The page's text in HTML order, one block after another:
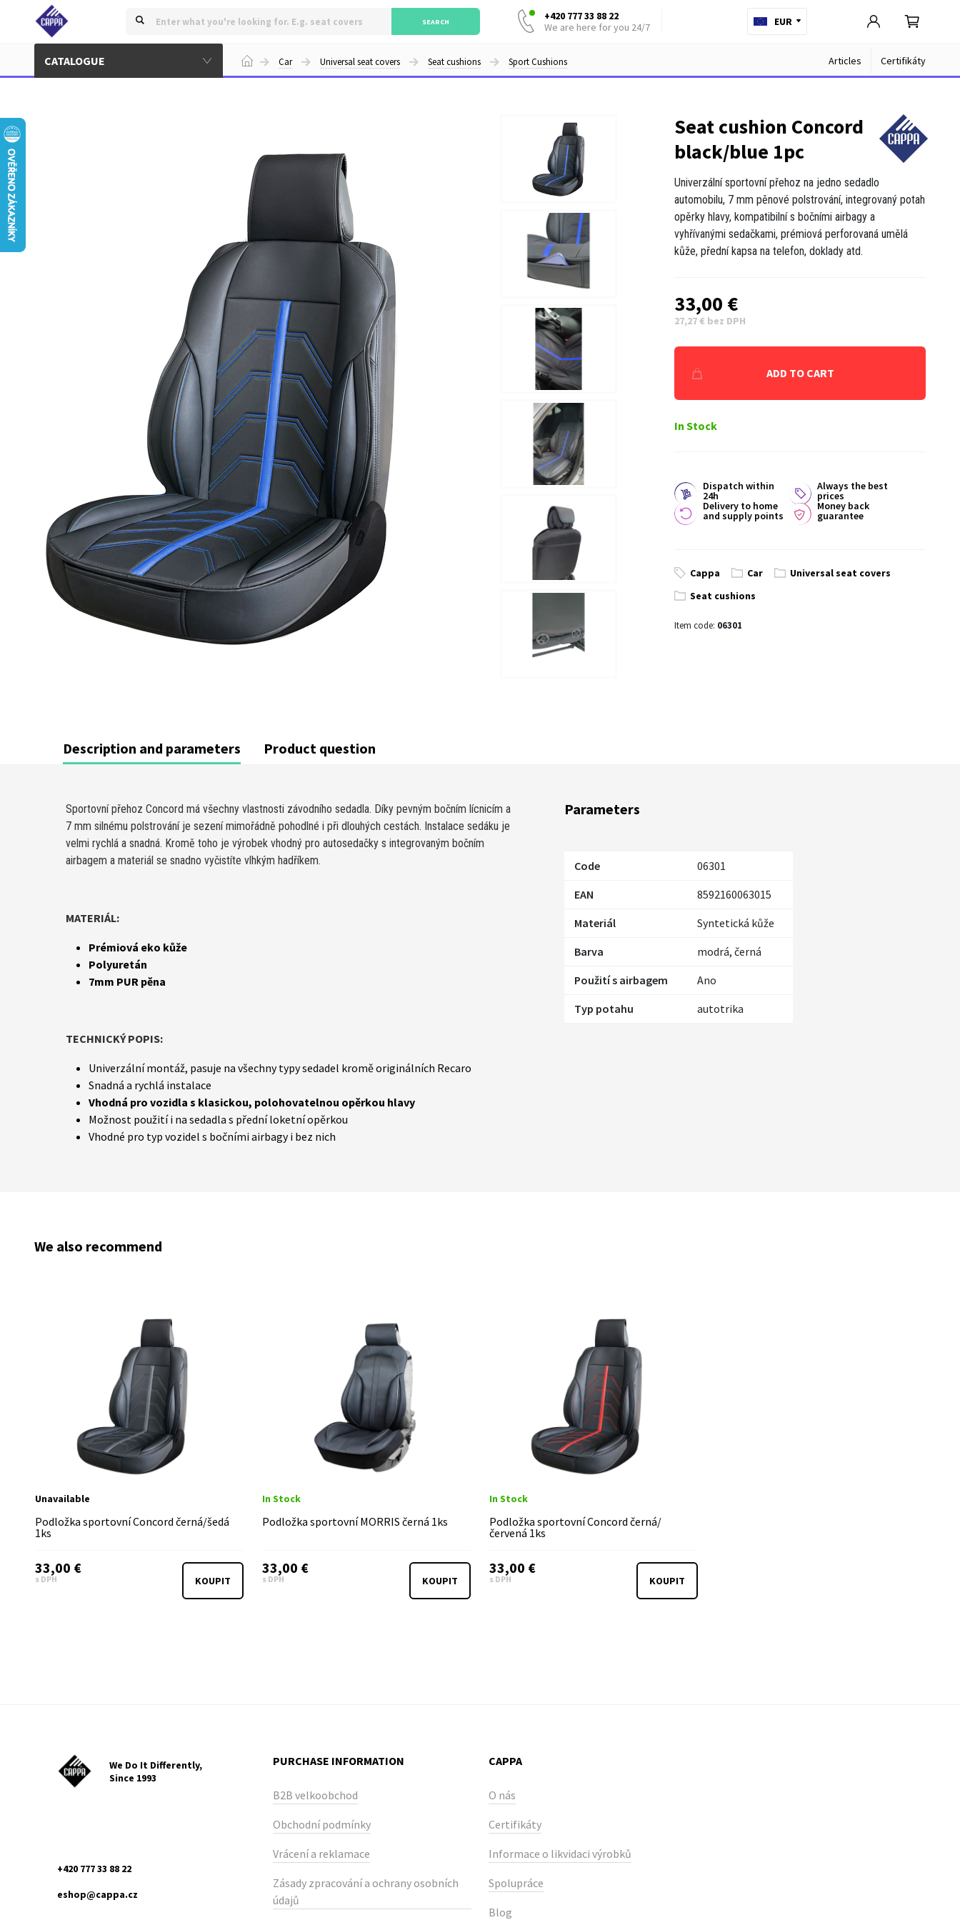
SEARCH
+420 777 33 88 22
We are here for you 24/7
EUR
CATALOGUE Car Universal seat covers Seat cushions Sport Cushions Articles Certifikáty
Seat cushion Concord
black/blue 1pc
Univerzální sportovní přehoz na jedno sedadlo
automobilu, 7 mm pěnové polstrování, integrovaný potah
opěrky hlavy, kompatibilní s bočními airbagy a
vyhřívanými sedačkami, prémiová perforovaná umělá
kůže, přední kapsa na telefon, doklady atd.
33,00 €
27,27 € bez DPH
ADD TO CART
In Stock
Dispatch within
24h
Always the best
prices
Delivery to home
and supply points
Money back
guarantee
Cappa Car
Universal seat covers
Seat cushions
Item code: 06301
Description and parameters Product question
Sportovní přehoz Concord má všechny vlastnosti závodního sedadla. Díky pevným bočním lícnicím a
7 mm silnému polstrování je sezení mimořádně pohodlné i při dlouhých cestách. Instalace sedáku je
velmi rychlá a snadná. Kromě toho je výrobek vhodný pro autosedačky s integrovaným bočním
airbagem a materiál se snadno vyčistíte vlhkým hadříkem.
MATERIÁL:
Prémiová eko kůže
Polyuretán
7mm PUR pěna
TECHNICKÝ POPIS:
Univerzální montáž, pasuje na všechny typy sedadel kromě originálních Recaro
Snadná a rychlá instalace
Vhodná pro vozidla s klasickou, polohovatelnou opěrkou hlavy
Možnost použití i na sedadla s přední loketní opěrkou
Vhodné pro typ vozidel s bočními airbagy i bez nich
Parameters
Code
06301
EAN
8592160063015
Materiál
Syntetická kůže
Barva
modrá, černá
Použití s airbagem
Ano
Typ potahu
autotrika
We also recommend
Unavailable
Podložka sportovní Concord černá/šedá
1ks
33,00 €
s DPH KOUPIT
In Stock
Podložka sportovní MORRIS černá 1ks
33,00 €
s DPH KOUPIT
In Stock
Podložka sportovní Concord černá/
červená 1ks
33,00 €
s DPH KOUPIT
We Do It Differently,
Since 1993
+420 777 33 88 22
eshop@cappa.cz
PURCHASE INFORMATION
B2B velkoobchod
Obchodní podmínky
Vrácení a reklamace
Zásady zpracování a ochrany osobních
údajů
CAPPA
O nás
Certifikáty
Informace o likvidaci výrobků
Spolupráce
Blog